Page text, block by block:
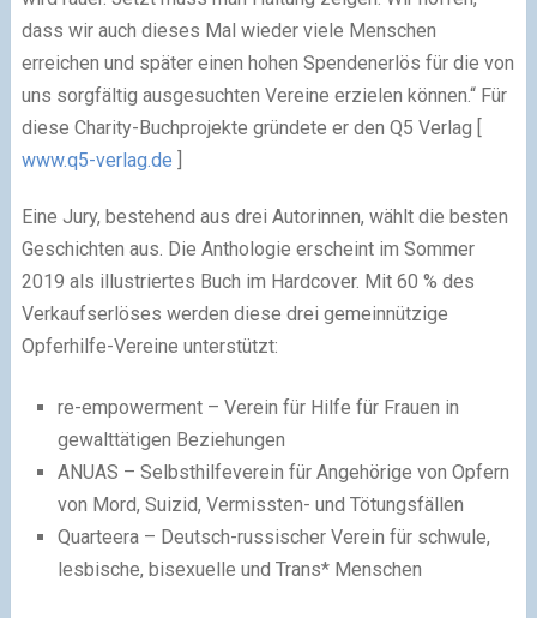
dass wir auch dieses Mal wieder viele Menschen
erreichen und später einen hohen Spendenerlös für die von
uns sorgfältig ausgesuchten Vereine erzielen können.“ Für
diese Charity-Buchprojekte gründete er den Q5 Verlag [
www.q5-verlag.de ]
Eine Jury, bestehend aus drei Autorinnen, wählt die besten
Geschichten aus. Die Anthologie erscheint im Sommer
2019 als illustriertes Buch im Hardcover. Mit 60 % des
Verkaufserlöses werden diese drei gemeinnützige
Opferhilfe-Vereine unterstützt:
re-empowerment – Verein für Hilfe für Frauen in
gewalttätigen Beziehungen
ANUAS – Selbsthilfeverein für Angehörige von Opfern
von Mord, Suizid, Vermissten- und Tötungsfällen
Quarteera – Deutsch-russischer Verein für schwule,
lesbische, bisexuelle und Trans* Menschen